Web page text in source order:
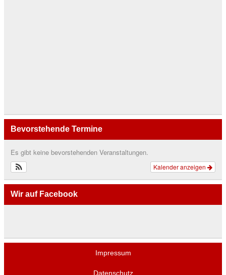
Bevorstehende Termine
Es gibt keine bevorstehenden Veranstaltungen.
Kalender anzeigen
Wir auf Facebook
Impressum
Datenschutz